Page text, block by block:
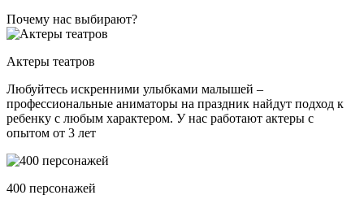
Почему нас выбирают?
Актеры театров
Любуйтесь искренними улыбками малышей –
профессиональные аниматоры на праздник найдут подход к
ребенку с любым характером. У нас работают актеры с
опытом от 3 лет
400 персонажей